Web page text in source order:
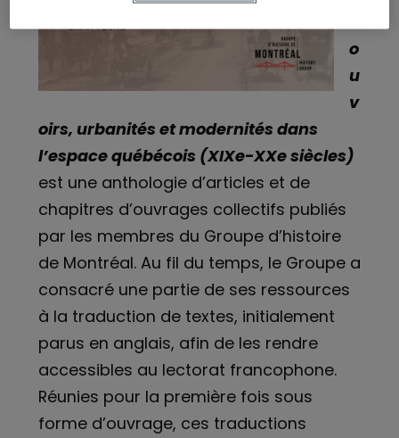
o
u
v
oirs, urbanités et modernités dans
l’espace québécois (XIXe-XXe siècles)
est une anthologie d’articles et de
chapitres d’ouvrages collectifs publiés
par les membres du Groupe d’histoire
de Montréal. Au fil du temps, le Groupe a
consacré une partie de ses ressources
à la traduction de textes, initialement
parus en anglais, afin de les rendre
accessibles au lectorat francophone.
Réunies pour la première fois sous
forme d’ouvrage, ces traductions